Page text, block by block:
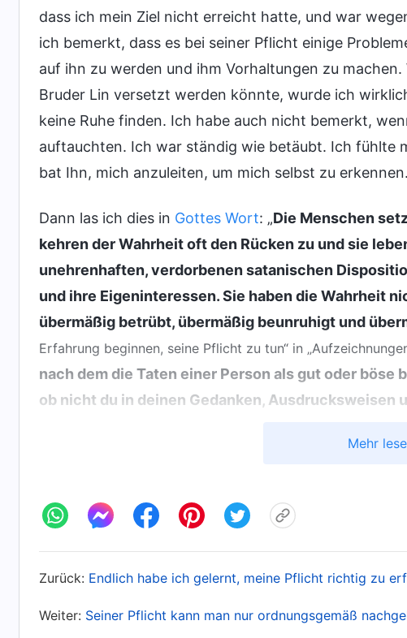
dass ich mein Ziel nicht erreicht hatte, und war
ich bemerkt, dass es bei seiner Pflicht einige
auf ihn zu werden und ihm Vorhaltungen zu
Bruder Lin versetzt werden könnte, wurde ich
keine Ruhe finden. Ich habe auch nicht bemerkt,
auftauchten. Ich war ständig wie betäubt. Ich fühlte
bat Ihn, mich anzuleiten, um mich selbst zu erkennen.
Dann las ich dies in Gottes Wort: „Die Menschen
kehren der Wahrheit oft den Rücken zu und sie
unehrenhaften, verdorbenen satanischen
und ihre Eigeninteressen. Sie haben die Wahrheit
übermäßig betrübt, übermäßig beunruhigt und
Erfahrung beginnen, seine Pflicht zu tun“ in
nach dem die Taten einer Person als gut oder böse
ob nicht du in deinen Gedanken, Ausdrucksweisen
Realität nicht hast oder dies nicht auslebst, dann
setzen sie Satan der Schande aus oder besiegen
durchsetzt mit Zeichen, die dazu führen, dass Gott
dich nicht für Gott auf, auch erfüllst du deine
nicht. Stattdessen handelst du um deiner selbst
Satan. Darum wird Gott am Ende sagen: ‚Weichet
Mehr
Zurück: Endlich habe ich gelernt, meine Pflicht richtig zu
Weiter: Seiner Pflicht kann man nur ordnungsgemäß